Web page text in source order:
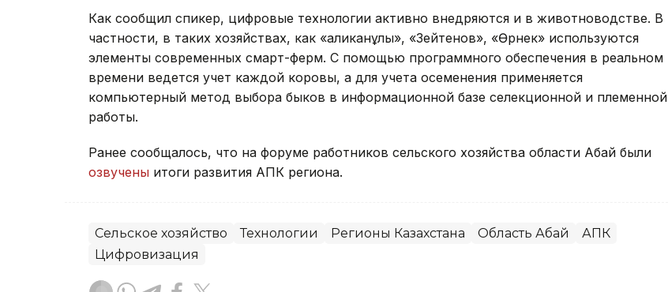
Как сообщил спикер, цифровые технологии активно внедряются и в животноводстве. В
частности, в таких хозяйствах, как «Қаликанұлы», «Зейтенов», «Өрнек» используются
элементы современных смарт-ферм. С помощью программного обеспечения в реальном
времени ведется учет каждой коровы, а для учета осеменения применяется
компьютерный метод выбора быков в информационной базе селекционной и племенной
работы.
Ранее сообщалось, что на форуме работников сельского хозяйства области Абай были
озвучены итоги развития АПК региона.
Сельское хозяйство Технологии Регионы Казахстана Область Абай
АПК
Цифровизация